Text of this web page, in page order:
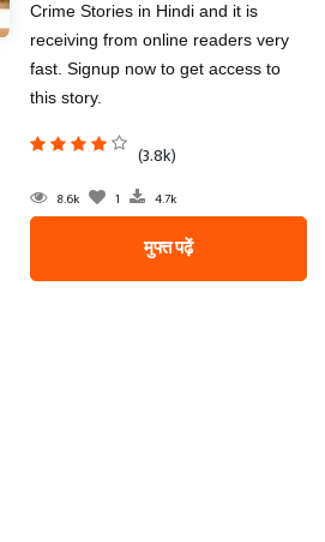
Crime Stories in Hindi and it is
receiving from online readers very
fast. Signup now to get access to
this story.
(3.8k)
8.6k 1 4.7k
मुफ्त पढ़ें